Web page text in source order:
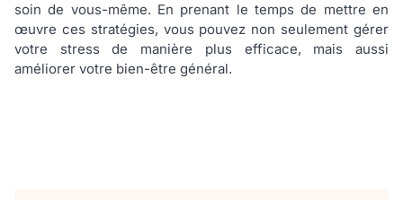
soin de vous-même. En prenant le temps de mettre en
œuvre ces stratégies, vous pouvez non seulement gérer
votre stress de manière plus efficace, mais aussi
améliorer votre bien-être général.